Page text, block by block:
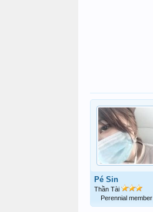
Pé Sin
Thần Tài
Perennial member